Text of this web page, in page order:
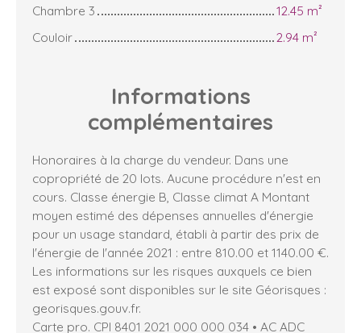
Chambre 3
12.45 m²
Couloir
2.94 m²
Informations
complémentaires
Honoraires à la charge du vendeur. Dans une
copropriété de 20 lots. Aucune procédure n'est en
cours. Classe énergie B, Classe climat A Montant
moyen estimé des dépenses annuelles d'énergie
pour un usage standard, établi à partir des prix de
l'énergie de l'année 2021 : entre 810.00 et 1140.00 €.
Les informations sur les risques auxquels ce bien
est exposé sont disponibles sur le site Géorisques :
georisques.gouv.fr.
Carte pro. CPI 8401 2021 000 000 034 • AC ADC